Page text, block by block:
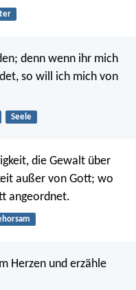
denn wenn ihr mich
so will ich mich von
Seele
die Gewalt über
außer von Gott; wo
angeordnet.
Herzen und erzähle